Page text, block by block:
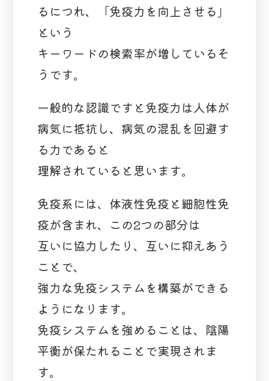
るにつれ、「免疫力を向上させる」
という
キーワードの検索率が増しているそ
うです。
一般的な認識ですと免疫力は人体が
病気に抵抗し、病気の混乱を回避す
る力であると
理解されていると思います。
免疫系には、体液性免疫と細胞性免
疫が含まれ、この2つの部分は
互いに協力したり、互いに抑えあう
ことで、
強力な免疫システムを構築ができる
ようになります。
免疫システムを強めることは、陰陽
平衡が保たれることで実現されま
す。